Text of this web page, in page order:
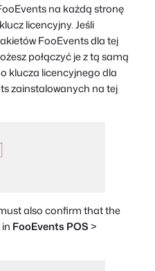
na każdą stronę
licencyjny. Jeśli
FooEvents dla tej
połączyć je z tą samą
klucza licencyjnego dla
zainstalowanych na tej
also confirm that the
FooEvents POS>